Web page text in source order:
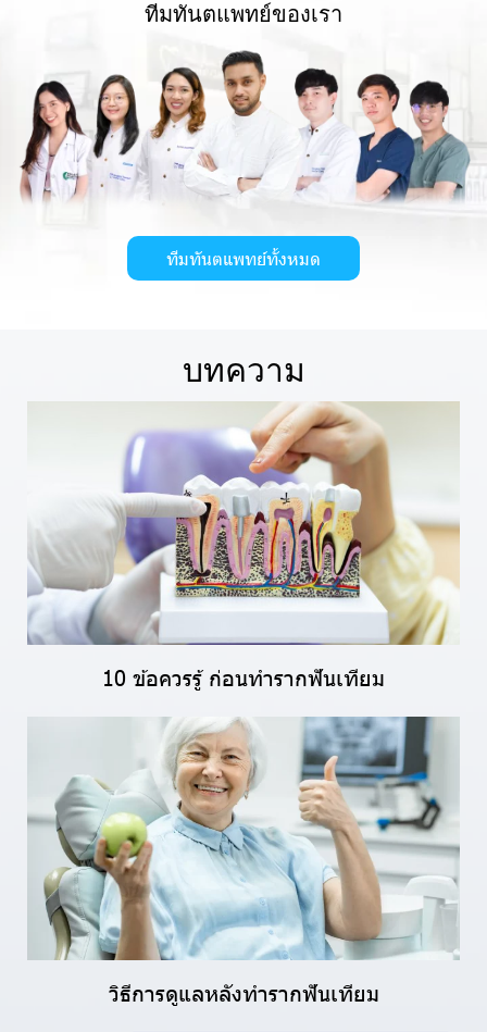
ทีมทันตแพทย์ของเรา
ทีมทันตแพทย์ทั้งหมด
บทความ
10 ข้อควรรู้ ก่อนทำรากฟันเทียม
วิธีการดูแลหลังทำรากฟันเทียม